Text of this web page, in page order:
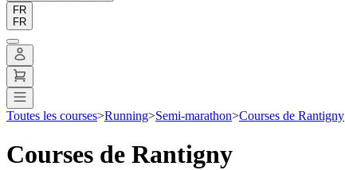
FR
FR
Toutes les courses>Running>Semi-marathon>Courses de Rantigny
Courses de Rantigny